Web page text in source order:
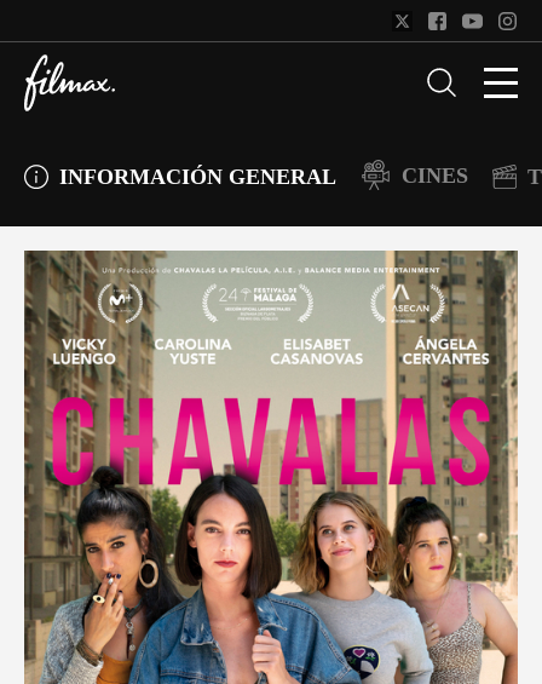
INFORMACIÓN GENERAL CINES